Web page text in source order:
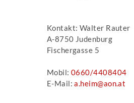
Kontakt: Walter Rauter
A-8750 Judenburg
Fischergasse 5
Mobil: 0660/4408404
E-Mail:a.heim@aon.at